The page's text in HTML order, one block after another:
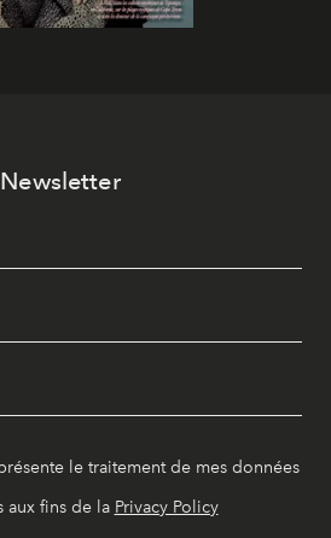
Newsletter
le traitement de mes données
aux fins de la Privacy Policy